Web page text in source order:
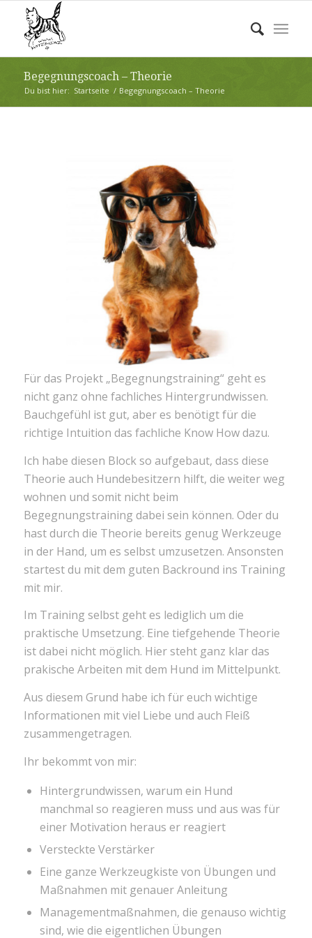
Begegnungscoach – Theorie
Du bist hier: Startseite / Begegnungscoach – Theorie
Für das Projekt „Begegnungstraining“ geht es
nicht ganz ohne fachliches Hintergrundwissen.
Bauchgefühl ist gut, aber es benötigt für die
richtige Intuition das fachliche Know How dazu.
Ich habe diesen Block so aufgebaut, dass diese
Theorie auch Hundebesitzern hilft, die weiter weg
wohnen und somit nicht beim
Begegnungstraining dabei sein können. Oder du
hast durch die Theorie bereits genug Werkzeuge
in der Hand, um es selbst umzusetzen. Ansonsten
startest du mit dem guten Backround ins Training
mit mir.
Im Training selbst geht es lediglich um die
praktische Umsetzung. Eine tiefgehende Theorie
ist dabei nicht möglich. Hier steht ganz klar das
prakische Arbeiten mit dem Hund im Mittelpunkt.
Aus diesem Grund habe ich für euch wichtige
Informationen mit viel Liebe und auch Fleiß
zusammengetragen.
Ihr bekommt von mir:
Hintergrundwissen, warum ein Hund
manchmal so reagieren muss und aus was für
einer Motivation heraus er reagiert
Versteckte Verstärker
Eine ganze Werkzeugkiste von Übungen und
Maßnahmen mit genauer Anleitung
Managementmaßnahmen, die genauso wichtig
sind, wie die eigentlichen Übungen